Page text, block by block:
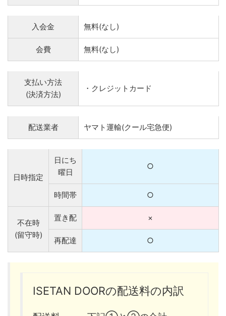
入会金 無料(なし)
会費 無料(なし)
支払い方法
(決済方法)
・クレジットカード
配送業者 ヤマト運輸(クール宅急便)
日時指定
日にち
曜日
○
時間帯 ○
不在時
(留守時)
置き配 ×
再配達 ○
ISETAN DOORの配送料の内訳